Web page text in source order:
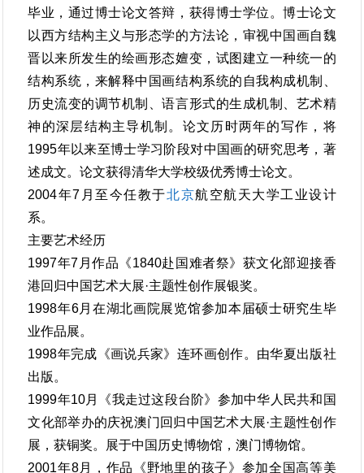
毕业，通过博士论文答辩，获得博士学位。博士论文
以西方结构主义与形态学的方法论，审视中国画自魏
晋以来所发生的绘画形态嬗变，试图建立一种统一的
结构系统，来解释中国画结构系统的自我构成机制、
历史流变的调节机制、语言形式的生成机制、艺术精
神的深层结构主导机制。论文历时两年的写作，将
1995年以来至博士学习阶段对中国画的研究思考，著
述成文。论文获得清华大学校级优秀博士论文。
2004年7月至今任教于北京航空航天大学工业设计
系。
主要艺术经历
1997年7月作品《1840赴国难者祭》获文化部迎接香
港回归中国艺术大展·主题性创作展银奖。
1998年6月在湖北画院展览馆参加本届硕士研究生毕
业作品展。
1998年完成《画说兵家》连环画创作。由华夏出版社
出版。
1999年10月《我走过这段台阶》参加中华人民共和国
文化部举办的庆祝澳门回归中国艺术大展·主题性创作
展，获铜奖。展于中国历史博物馆，澳门博物馆。
2001年8月，作品《野地里的孩子》参加全国高等美